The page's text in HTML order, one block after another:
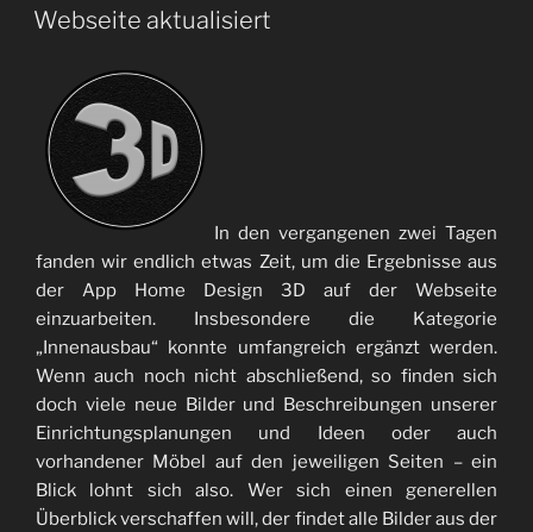
AM
Webseite aktualisiert
In den vergangenen zwei Tagen
fanden wir endlich etwas Zeit, um die Ergebnisse aus
der App Home Design 3D auf der Webseite
einzuarbeiten. Insbesondere die Kategorie
„Innenausbau“ konnte umfangreich ergänzt werden.
Wenn auch noch nicht abschließend, so finden sich
doch viele neue Bilder und Beschreibungen unserer
Einrichtungsplanungen und Ideen oder auch
vorhandener Möbel auf den jeweiligen Seiten – ein
Blick lohnt sich also. Wer sich einen generellen
Überblick verschaffen will, der findet alle Bilder aus der